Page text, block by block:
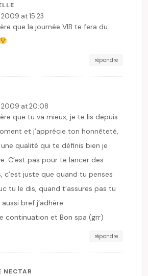
at 15:23
que la journée VIB te fera du
répondre
2009 at 20:08
que tu va mieux, je te lis depuis
et j’apprécie ton honnêteté,
une qualité qui te définis bien je
C’est pas pour te lancer des
c’est juste que quand tu penses
tu le dis, quand t’assures pas tu
bref j’adhère.
continuation et Bon spa (grr)
répondre
NECTAR